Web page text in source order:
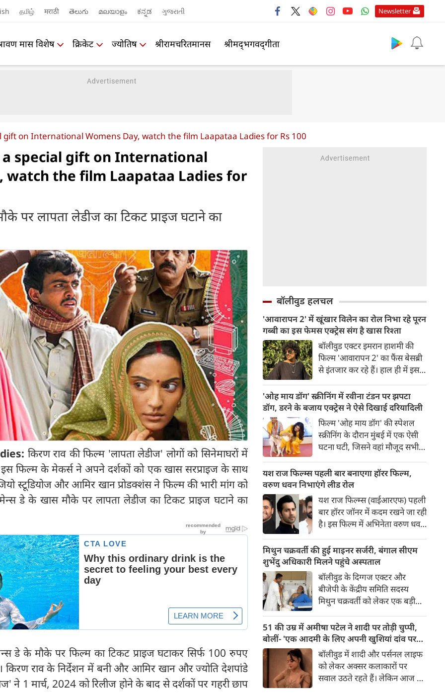
தமிழ் मराठी తెలుగు മലയാളം ಕನ್ನಡ ગુજરાતી Newsletter
मास विशेष क्रिकेट ज्योतिष श्रीरामचरितमानस श्रीमद्‍भगवद्‍गीता
gift on International Womens Day, watch the film Laapataa Ladies for Rs 100
special gift on International
watch the film Laapataa Ladies for
पर लापता लेडीज का टिकट प्राइज घटाने का
किरण राव की फिल्म 'लापता लेडीज' लोगों को सिनेमाघरों में
फिल्म के मेकर्स ने अपने दर्शकों को एक खास सरप्राइज के साथ
स्टूडियोज और आमिर खान प्रोडक्शंस ने फिल्म की भारी मांग को
डे के खास मौके पर लापता लेडीज का टिकट प्राइज घटाने का
डे के मौके पर फिल्म का टिकट प्राइज घटाकर सिर्फ 100 रुपए
किरण राव के निर्देशन में बनी और आमिर खान और ज्योति देशपांडे
ने 1 मार्च, 2024 को रिलीज होने के बाद से दर्शकों पर गहरी छाप
बॉलीवुड हलचल
'आवारापन 2' में खूंखार विलेन का रोल निभा रहे पूरन
गब्बी का इस फेमस एक्ट्रेस संग है खास रिश्ता
बॉलीवुड एक्टर इमरान हाशमी की
फिल्म 'आवारापन 2' का फैंस बेसब्री
से इंतजार कर रहे हैं। हाल ही में इस
दर्शकों का जबरदस्त रिस्पॉन्स मिला।
ट्रेलर में जितना इमरान हाशमी छाए
रहे उतना ही फिल्म के विलेन को भी
स्पेस मिला है।
'ओह माय डॉग' स्क्रीनिंग में रवीना टंडन पर झपटा
डॉग, डरने के बजाय एक्ट्रेस ने ऐसे दिखाई दरियादिली
फिल्म 'ओह माय डॉग' की स्पेशल
स्क्रीनिंग के दौरान मुंबई में एक ऐसी
घटना घटी, जिसने वहां मौजूद सभी
पैपराजी को पोज दे रहीं बॉलीवुड की
अभिनेत्री रवीना टंडन पर फिल्म का
चार पैरों वाला मुख्य कलाकार (डॉग
स्टार) अचानक बेकाबू होकर झपट
पड़ा।
यश राज फिल्म्स पहली बार बनाएगा हॉरर फिल्म,
वरुण धवन निभाएंगे लीड रोल
यश राज फिल्म्स (वाईआरएफ) पहली
बार हॉरर जॉनर में कदम रखने जा रही
है। इस फिल्म में अभिनेता वरुण धवन
निर्देशन और पटकथा की जिम्मेदारी
'रॉकेट बॉयज़' से चर्चित अभय पन्नू
संभालेंगे। फिल्म की शूटिंग इस वर्ष के
अंत में शुरू होने की योजना है और
इसे वर्ष 2027 में दुनियाभर के
सिनेमाघरों में रिलीज़ किया जाएगा।
मिथुन चक्रवर्ती की हुई माइनर सर्जरी, बंगाल सीएम
शुभेंदु अधिकारी मिलने पहुंचे अस्पताल
बॉलीवुड के दिग्गज एक्टर और
बीजेपी के केंद्रीय समिति सदस्य
मिथुन चक्रवर्ती को लेकर एक बड़ी
समस्याओं के चलते उन्हें कोलकाता
के एक निजी अस्पताल में भर्ती
कराया गया है, जहां डॉक्टरों की टीम
ने उनके दाहिने हाथ की एक माइनर
सर्जरी की है।
51 की उम्र में अमीषा पटेल ने शादी पर तोड़ी चुप्पी,
बोलीं- 'एक आदमी के लिए अपनी खुशियां दांव पर
नहीं लगा सकती' बॉलीवुड में शादी और पर्सनल लाइफ
को लेकर अक्सर कलाकारों पर
सवाल उठते रहते हैं। लेकिन आज के